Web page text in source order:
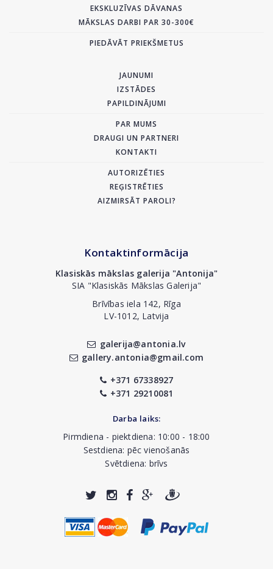
EKSKLUZĪVAS DĀVANAS
MĀKSLAS DARBI PAR 30-300€
PIEDĀVĀT PRIEKŠMETUS
JAUNUMI
IZSTĀDES
PAPILDINĀJUMI
PAR MUMS
DRAUGI UN PARTNERI
KONTAKTI
AUTORIZĒTIES
REĢISTRĒTIES
AIZMIRSĀT PAROLI?
Kontaktinformācija
Klasiskās mākslas galerija "Antonija"
SIA "Klasiskās Mākslas Galerija"
Brīvības iela 142, Rīga
LV-1012, Latvija
galerija@antonia.lv
gallery.antonia@gmail.com
+371 67338927
+371 29210081
Darba laiks:
Pirmdiena - piektdiena: 10:00 - 18:00
Sestdiena: pēc vienošanās
Svētdiena: brīvs